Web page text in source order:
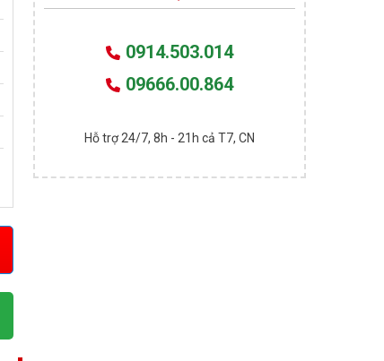
0914.503.014
09666.00.864
Hỗ trợ 24/7, 8h - 21h cả T7, CN